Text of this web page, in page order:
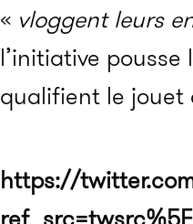
« vloggent leurs
l’initiative
qualifient le jouet
https://